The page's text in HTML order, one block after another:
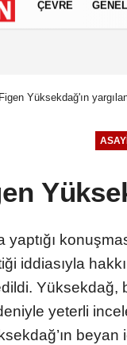
Gizlilik İlkeleri
ÇEVRE GENEL
Yüksekdağ'ın
yaptığı
iddiasıyla
Yüksekdağ,
yeterli